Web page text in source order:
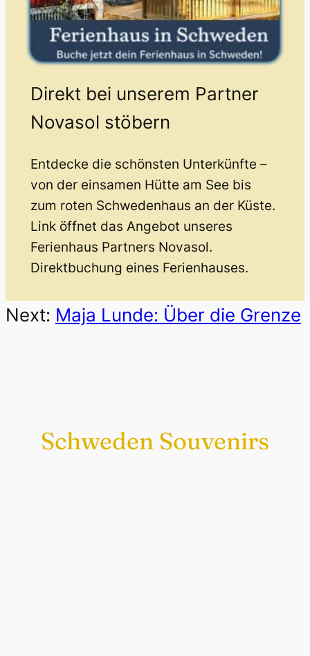
Direkt bei unserem Partner
Novasol stöbern
Entdecke die schönsten Unterkünfte –
von der einsamen Hütte am See bis
zum roten Schwedenhaus an der Küste.
Link öffnet das Angebot unseres
Ferienhaus Partners Novasol.
Direktbuchung eines Ferienhauses.
Next: Maja Lunde: Über die Grenze
Schweden Souvenirs